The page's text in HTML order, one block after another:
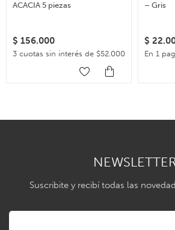
ACACIA 5 piezas
$ 156.000
3 cuotas sin interés de $52.000
– Gris
$
En 1
Suscribite y recibí todas las